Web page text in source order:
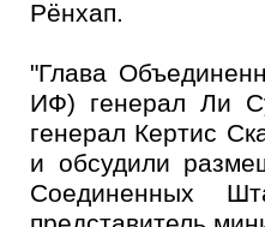
Рёнхап.
"Глава
ИФ) генерал Ли
генерал Кертис
и обсудили
Соединенных